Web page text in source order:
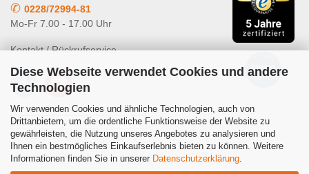
Diese Webseite verwendet Cookies und andere
Technologien
Wir verwenden Cookies und ähnliche Technologien, auch von
Drittanbietern, um die ordentliche Funktionsweise der Website zu
gewährleisten, die Nutzung unseres Angebotes zu analysieren und
Ihnen ein bestmögliches Einkaufserlebnis bieten zu können. Weitere
Informationen finden Sie in unserer Datenschutzerklärung
✆ 0228/72994-81
Mo-Fr 7.00 - 17.00 Uhr
Kontakt / Rückrufservice
Powered by Translate